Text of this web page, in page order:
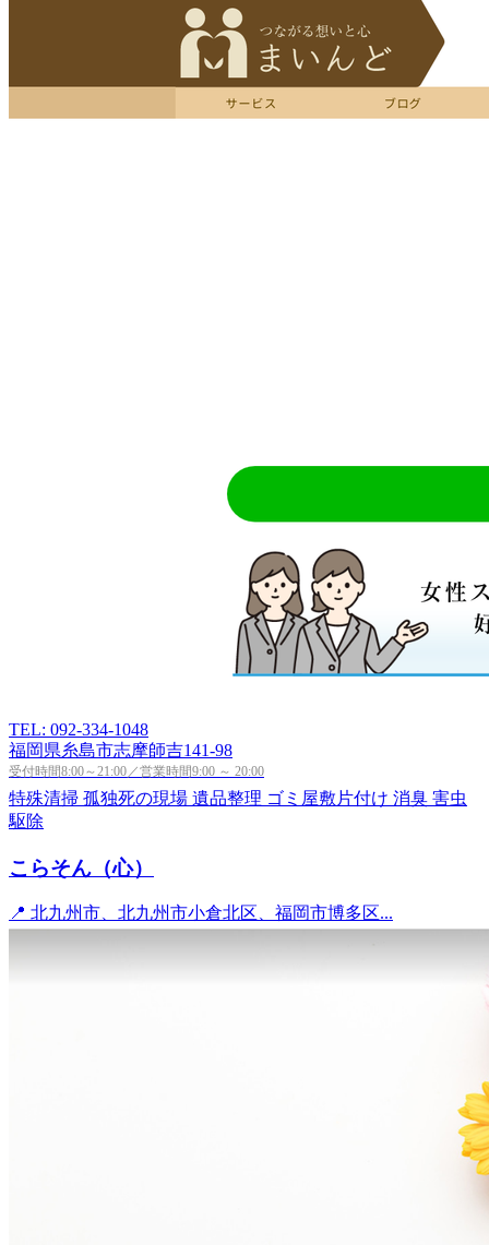
TEL: 092-334-1048
福岡県糸島市志摩師吉141-98
受付時間8:00～21:00／営業時間9:00 ～ 20:00
特殊清掃 孤独死の現場 遺品整理 ゴミ屋敷片付け 消臭 害虫
駆除
こらそん（心）
📍 北九州市、北九州市小倉北区、福岡市博多区...